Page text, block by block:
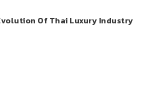
Of Thai Luxury Industry